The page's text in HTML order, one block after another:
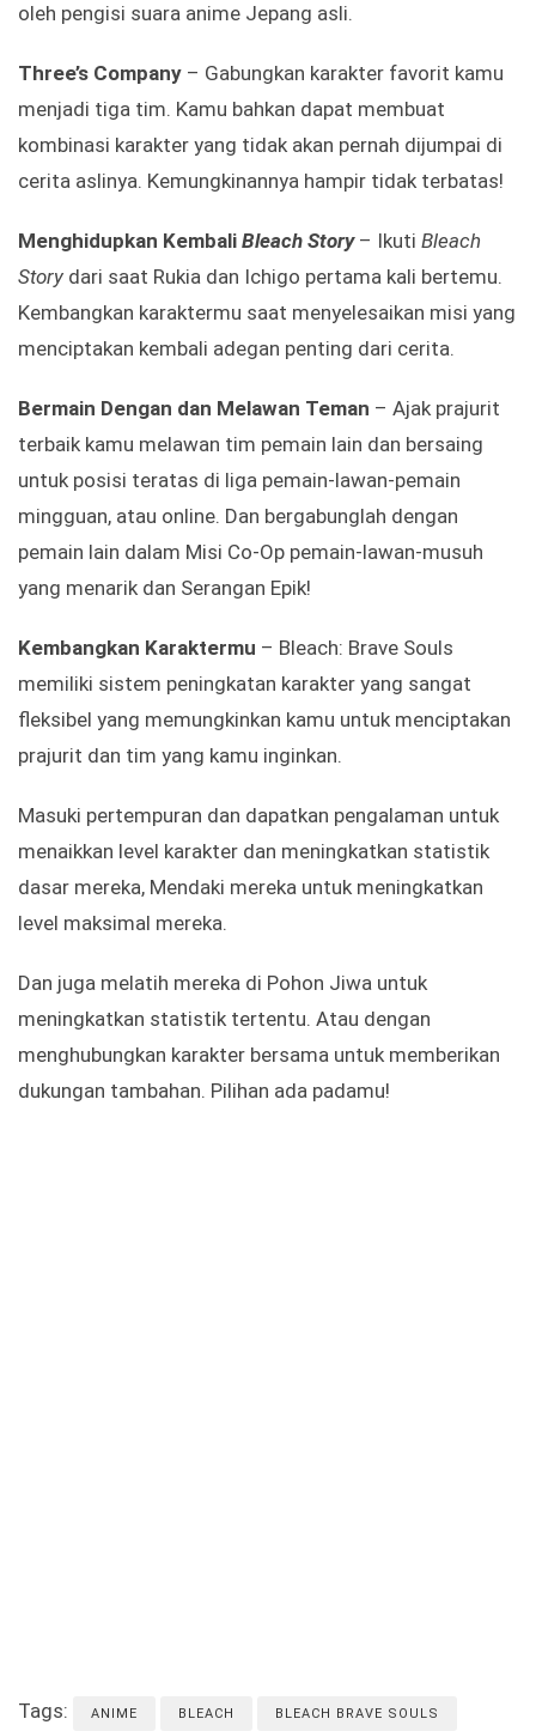
oleh pengisi suara anime Jepang asli.
Three’s Company – Gabungkan karakter favorit kamu
menjadi tiga tim. Kamu bahkan dapat membuat
kombinasi karakter yang tidak akan pernah dijumpai di
cerita aslinya. Kemungkinannya hampir tidak terbatas!
Menghidupkan Kembali Bleach Story– Ikuti Bleach
Story dari saat Rukia dan Ichigo pertama kali bertemu.
Kembangkan karaktermu saat menyelesaikan misi yang
menciptakan kembali adegan penting dari cerita.
Bermain Dengan dan Melawan Teman – Ajak prajurit
terbaik kamu melawan tim pemain lain dan bersaing
untuk posisi teratas di liga pemain-lawan-pemain
mingguan, atau online. Dan bergabunglah dengan
pemain lain dalam Misi Co-Op pemain-lawan-musuh
yang menarik dan Serangan Epik!
Kembangkan Karaktermu – Bleach: Brave Souls
memiliki sistem peningkatan karakter yang sangat
fleksibel yang memungkinkan kamu untuk menciptakan
prajurit dan tim yang kamu inginkan.
Masuki pertempuran dan dapatkan pengalaman untuk
menaikkan level karakter dan meningkatkan statistik
dasar mereka, Mendaki mereka untuk meningkatkan
level maksimal mereka.
Dan juga melatih mereka di Pohon Jiwa untuk
meningkatkan statistik tertentu. Atau dengan
menghubungkan karakter bersama untuk memberikan
dukungan tambahan. Pilihan ada padamu!
Tags: ANIME BLEACH BLEACH BRAVE SOULS